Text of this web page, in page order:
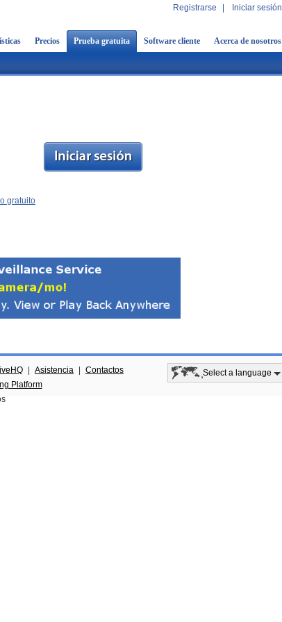
Registrarse Iniciar sesión
Precios Prueba gratuita Software cliente Acerca de nosotros
gratuito
Asistencia
Contactos
Platform
Select a language